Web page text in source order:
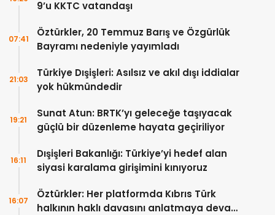
9’u KKTC vatandaşı
Öztürkler, 20 Temmuz Barış ve Özgürlük
Bayramı nedeniyle yayımladı
07:41
Türkiye Dışişleri: Asılsız ve akıl dışı iddialar
yok hükmündedir
21:03
Sunat Atun: BRTK’yı geleceğe taşıyacak
güçlü bir düzenleme hayata geçiriliyor
19:21
Dışişleri Bakanlığı: Türkiye’yi hedef alan
siyasi karalama girişimini kınıyoruz
16:11
Öztürkler: Her platformda Kıbrıs Türk
halkının haklı davasını anlatmaya devam
16:07